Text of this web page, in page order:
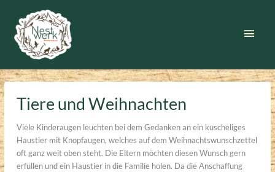
Inhalt
springen
Tiere und Weihnachten
Viele Kinderaugen leuchten bei dem Gedanken an ein kuscheliges
Haustier mit Knopfaugen, welches auf dem Weihnachtswunschzettel
oft ganz weit oben steht. Die Eltern möchten diesen Wunsch gern
erfüllen und ein Haustier in die Familie holen. Da die Anschaffung